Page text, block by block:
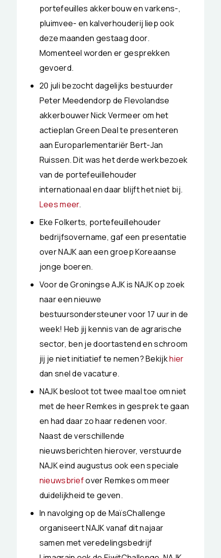
portefeuilles akkerbouw en varkens-,
pluimvee- en kalverhouderij liep ook
deze maanden gestaag door.
Momenteel worden er gesprekken
gevoerd.
20 juli bezocht dagelijks bestuurder
Peter Meedendorp de Flevolandse
akkerbouwer Nick Vermeer om het
actieplan Green Deal te presenteren
aan Europarlementariër Bert-Jan
Ruissen. Dit was het derde werkbezoek
van de portefeuillehouder
internationaal en daar blijft het niet bij.
Lees meer.
Eke Folkerts, portefeuillehouder
bedrijfsovername, gaf een presentatie
over NAJK aan een groep Koreaanse
jonge boeren.
Voor de Groningse AJK is NAJK op zoek
naar een nieuwe
bestuursondersteuner voor 17 uur in de
week! Heb jij kennis van de agrarische
sector, ben je doortastend en schroom
jij je niet initiatief te nemen? Bekijkhier
dan snel de vacature.
NAJK besloot tot twee maal toe om niet
met de heer Remkes in gesprek te gaan
en had daar zo haar redenen voor.
Naast de verschillende
nieuwsberichten hierover, verstuurde
NAJK eind augustus ook een speciale
nieuwsbriefover Remkes om meer
duidelijkheid te geven.
In navolging op de MaïsChallenge
organiseert NAJK vanaf dit najaar
samen met veredelingsbedrijf